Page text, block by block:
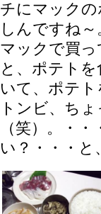
チにマック
しんですね
マックで買
と、ポテト
いて、ポテ
トンビ、ち
（笑）。・
い？・・・